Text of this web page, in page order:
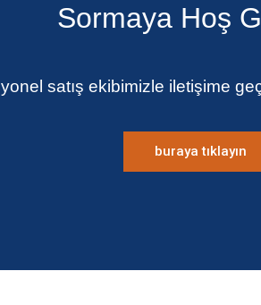
Sormaya Hoş
satış ekibimizle iletişime
buraya tıklayın